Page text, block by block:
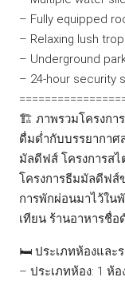
– Fully equipped
– Relaxing lush
– Underground
– 24-hour security
🏗️ ภาพรวมโครงกา
ดื่มด่ำกับบรรยากาศ
มัลดีฟส์ โครงการส
โครงการธีมมัลดีฟส์
การพักผ่อนมาไว้ใน
เทียน ร้านอาหารชื่
🛏️ ประเภทห้องและร
– ประเภทห้อง: 1 ห้